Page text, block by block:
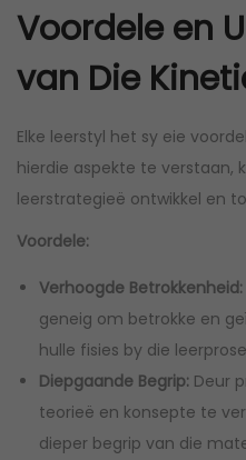
Voordele en
van Die
Elke leerstyl het sy eie
hierdie aspekte te verstaan,
leerstrategieë ontwikkel en
Voordele:
Verhoogde Betrokkenheid:
geneig om betrokke en
hulle fisies by die
Diepgaande Begrip: Deur
teorieë en konsepte te
dieper begrip van die